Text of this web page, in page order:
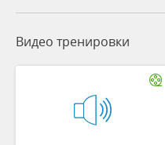
Видео тренировки